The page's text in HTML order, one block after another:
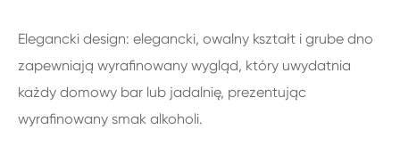
Elegancki design: elegancki, owalny kształt i grube dno
zapewniają wyrafinowany wygląd, który uwydatnia
każdy domowy bar lub jadalnię, prezentując
wyrafinowany smak alkoholi.